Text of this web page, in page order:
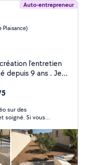
Auto-entrepreneur
Plaisance)
l'entretien
9 ans . Je
que j'effectue :
Tronçonnage
des massifs
gravats. Création
Traitement
sur des
soigné. Si vous